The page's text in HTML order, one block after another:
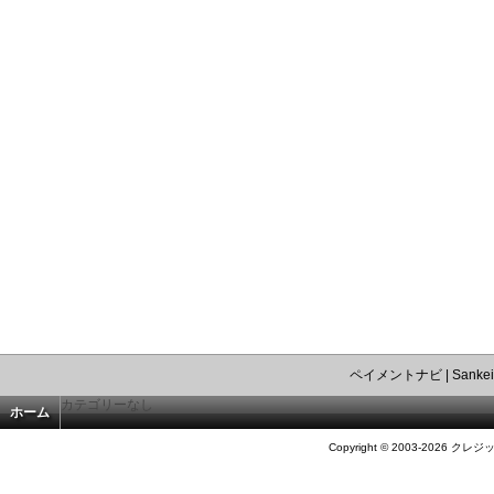
ペイメントナビ|
ホーム カテゴリーなし
Copyright © 2003-2026 クレジ